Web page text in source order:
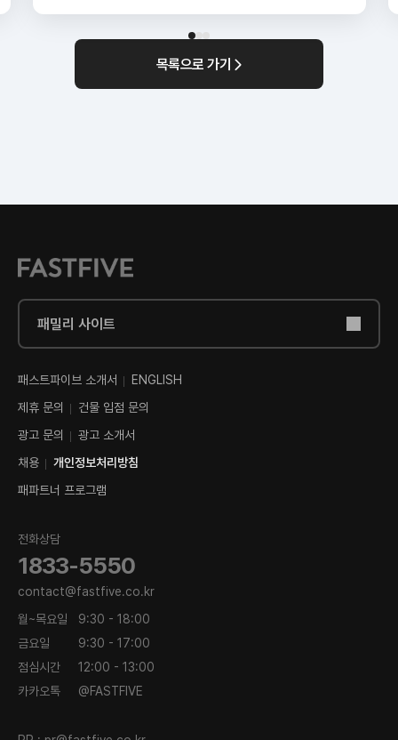
목록으로 가기
패스트파이브 소개서
ENGLISH
제휴 문의
건물 입점 문의
광고 문의
광고 소개서
채용
개인정보처리방침
패파트너 프로그램
패밀리 사이트
전화상담
1833-5550
contact@fastfive.co.kr
월~목요일
9:30 - 18:00
금요일
9:30 - 17:00
점심시간
12:00 - 13:00
카카오톡
@FASTFIVE